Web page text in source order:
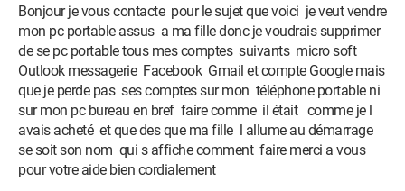
Bonjour je vous contacte pour le sujet que voici je veut vendre
mon pc portable assus a ma fille donc je voudrais supprimer
de se pc portable tous mes comptes suivants micro soft
Outlook messagerie Facebook Gmail et compte Google mais
que je perde pas ses comptes sur mon téléphone portable ni
sur mon pc bureau en bref faire comme il était comme je l
avais acheté et que des que ma fille l allume au démarrage
se soit son nom qui s affiche comment faire merci a vous
pour votre aide bien cordialement